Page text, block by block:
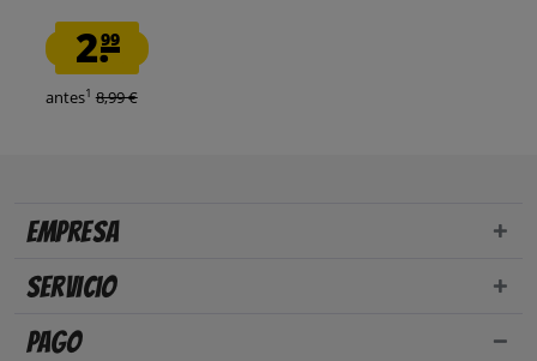
2.99
antes1 8,99 €
Empresa
Servicio
Pago